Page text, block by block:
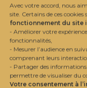
Avec votre accord, nous
site. Certains de ces cookies
fonctionnement du site
- Améliorer votre
fonctionnalités,
- Mesurer l’audience en
comprenant leurs
- Partager des informations
permettre de visualiser du
Votre consentement à
permet, grâce
pédagogie
d’agir au service
efficacité. Le
la sphère des
l’environnement
professionnels.